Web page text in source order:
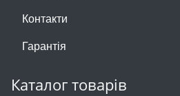
Контакти
Гарантія
Каталог товарів